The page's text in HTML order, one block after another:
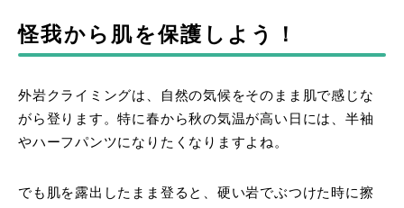
怪我から肌を保護しよう！
外岩クライミングは、自然の気候をそのまま肌で感じな
がら登ります。特に春から秋の気温が高い日には、半袖
やハーフパンツになりたくなりますよね。
でも肌を露出したまま登ると、硬い岩でぶつけた時に擦